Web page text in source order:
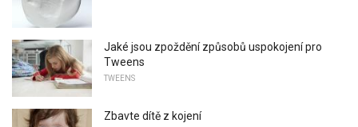
Jaké jsou zpoždění způsobů uspokojení pro
Tweens
TWEENS
Zbavte dítě z kojení